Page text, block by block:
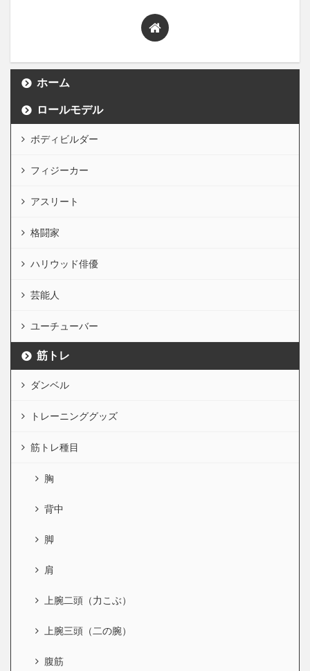
ホーム
ロールモデル
ボディビルダー
フィジーカー
アスリート
格闘家
ハリウッド俳優
芸能人
ユーチューバー
筋トレ
ダンベル
トレーニンググッズ
筋トレ種目
胸
背中
脚
肩
上腕二頭（力こぶ）
上腕三頭（二の腕）
腹筋